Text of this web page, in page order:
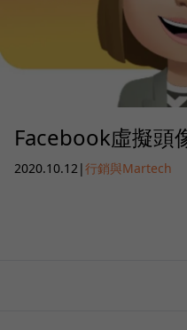
Facebook虛擬頭
2020.10.12 |行銷與Martech